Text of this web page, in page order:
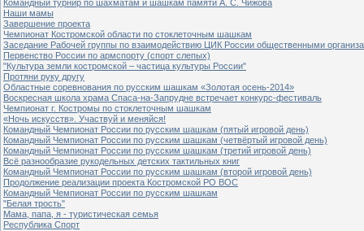
Командный турнир по шахматам и шашкам памяти А. С. Чижова
Наши мамы
Завершение проекта
Чемпионат Костромской области по стоклеточным шашкам
Заседание Рабочей группы по взаимодействию ЦИК России общественными
Первенство России по армспорту (спорт слепых)
"Культура земли костромской – частица культуры России"
Протяни руку другу
Областные соревнования по русским шашкам «Золотая осень-2014»
Воскресная школа храма Спаса-на-Запрудне встречает конкурс-фестиваль
Чемпионат г. Костромы по стоклеточным шашкам
«Ночь искусств». Участвуй и меняйся!
Командный Чемпионат России по русским шашкам (пятый игровой день)
Командный Чемпионат России по русским шашкам (четвёртый игровой день)
Командный Чемпионат России по русским шашкам (третий игровой день)
Всё разнообразие рукодельных детских тактильных книг
Командный Чемпионат России по русским шашкам (второй игровой день)
Продолжение реализации проекта Костромской РО ВОС
Командный Чемпионат России по русским шашкам
"Белая трость"
Мама, папа, я - туристическая семья
Республика Спорт